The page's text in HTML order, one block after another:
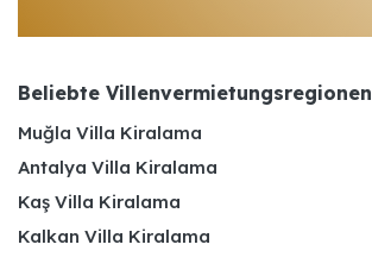
Beliebte Villenvermietungsregionen
Muğla Villa Kiralama
Antalya Villa Kiralama
Kaş Villa Kiralama
Kalkan Villa Kiralama